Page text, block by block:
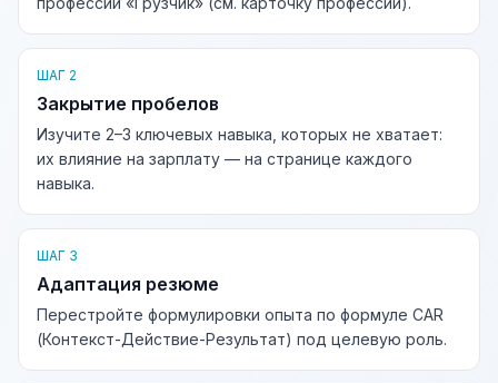
ШАГ 2
Закрытие пробелов
Изучите 2–3 ключевых навыка, которых не хватает:
их влияние на зарплату — на странице каждого
навыка.
ШАГ 3
Адаптация резюме
Перестройте формулировки опыта по формуле CAR
(Контекст-Действие-Результат) под целевую роль.